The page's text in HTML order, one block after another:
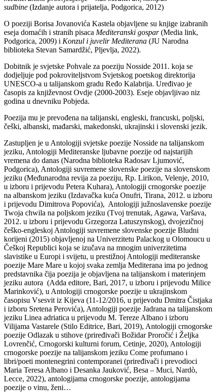
sudbine (Izdanje autora i prijatelja, Podgorica, 2012)
O poeziji Borisa Jovanovića Kastela objavljene su knjige izabranih
eseja domaćih i stranih pisaca Mediteranski gospar(Media link,
Podgorica, 2009) i Konzul i juvelir Mediterana (JU Narodna
biblioteka Stevan Samardžić, Pljevlja, 2022).
Dobitnik je svjetske Pohvale za poeziju Nosside 2011. koja se
dodjeljuje pod pokroviteljstvom Svjetskog poetskog direktorija
UNESCO-a u talijanskom gradu Ređo Kalabrija. Uređivao je
časopis za književnost Ovdje (2000-2003). Eseje objavljivao niz
godina u dnevniku Pobjeda.
Poezija mu je prevođena na talijanski, engleski, francuski, poljski,
češki, albanski, mađarski, makedonski, ukrajinski i slovenski jezik.
Zastupljen je u Antologiji svjetske poezije Nosside na talijanskom
jeziku, Antologiji Mediteranske ljubavne poezije od najstarijih
vremena do danas (Narodna biblioteka Radosav Ljumović,
Podgorica), Antologiji suvremene slovenske poezije na slovenskom
jeziku (Međunarodna revija za poeziju, Rp. Lirikon, Velenje, 2010,
u izboru i prijevodu Petera Kuhara), Antologiji crnogorske poezije
na albanskom jeziku (Izdavačka kuća Onufri, Tirana, 2012. u izboru
i prijevodu Dimitrova Popovića), Antologiji južnoslavenske poezije
Twoja chwila na poljskom jeziku (Tvoj trenutak, Agawa, Varšava,
2012. u izboru i prijevodu Grzegorza Latuszynskog), dvojezičnoj
češko-engleskoj Antologiji suvremene slovenske poezije Bludni
korijeni (2015) objavljenoj na Univerzitetu Palackog u Olomoucu u
Češkoj Republici koja se izučava na mnogim univerzitetima
slavistike u Europi i svijetu, u prestižnoj Antologiji mediteranske
poezije Mare Mare u kojoj svaka zemlja Mediterana ima po jednog
predstavnika čija poezija je objavljena na talijanskom i materinjem
jeziku autora (Adda editore, Bari, 2017, u izboru i prijevodu Milice
Marinković), u Antologiji crnogorske poezije u ukrajinskom
časopisu Vsesvit iz Kijeva (11-12/2016, u prijevodu Dmitra Čistjaka
i izboru Sretena Perovića), Antologiji poezije Jadrana na talijanskom
jeziku Linea adriatica u prijevodu M. Tereze Albano i izboru
Vilijama Vastarele (Stilo Editrice, Bari, 2019), Antologiji crnogorske
poezije Odlazak u stihove (priređivači Božidar Proročić i Željka
Lovrenčić, Crnogorski kulturni forum, Cetinje, 2020), Antologiji
crnogorske poezije na talijanskom jeziku Come profumano i
libri/poeti montenegrini contemporanei (priređivači i prevodioci
Maria Teresa Albano i Desanka Jauković, Besa – Muci, Nardò,
Lecce, 2022), antologijama crnogorske poezije, antologijama
poezije o vinu, ženi…